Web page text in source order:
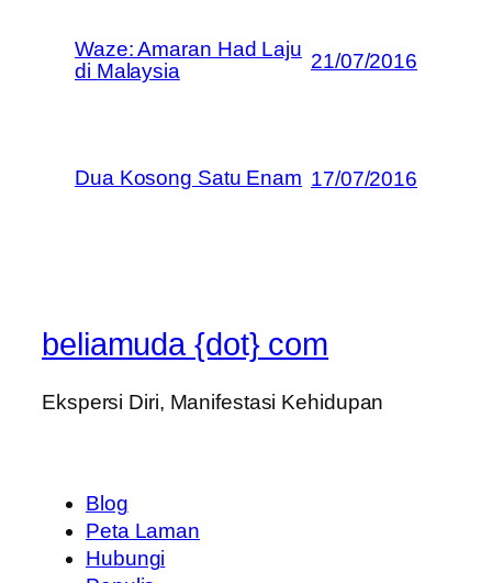
Waze: Amaran Had Laju
di Malaysia
21/07/2016
Dua Kosong Satu Enam 17/07/2016
beliamuda {dot} com
Ekspersi Diri, Manifestasi Kehidupan
Blog
Peta Laman
Hubungi